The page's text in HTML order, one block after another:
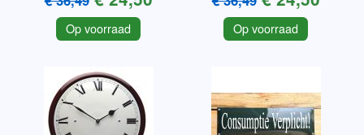
Op voorraad Op voorraad